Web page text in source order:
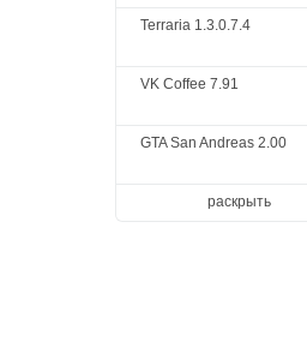
Terraria 1.3.0.7.4
VK Coffee 7.91
GTA San Andreas 2.00
раскрыть